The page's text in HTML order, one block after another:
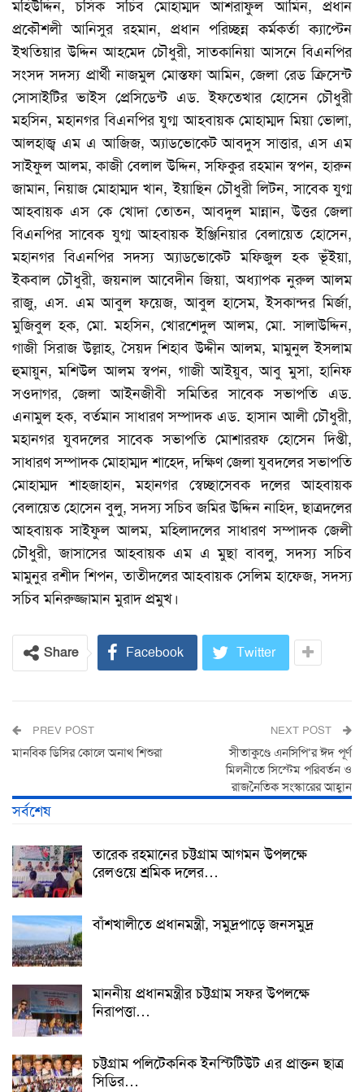
মহিউদ্দিন, চসিক সচিব মোহাম্মদ আশরাফুল আমিন, প্রধান
প্রকৌশলী আনিসুর রহমান, প্রধান পরিচ্ছন্ন কর্মকর্তা ক্যাপ্টেন
ইখতিয়ার উদ্দিন আহমেদ চৌধুরী, সাতকানিয়া আসনে বিএনপির
সংসদ সদস্য প্রার্থী নাজমুল মোস্তফা আমিন, জেলা রেড ক্রিসেন্ট
সোসাইটির ভাইস প্রেসিডেন্ট এড. ইফতেখার হোসেন চৌধুরী
মহসিন, মহানগর বিএনপির যুগ্ম আহবায়ক মোহাম্মদ মিয়া ভোলা,
আলহাজ্ব এম এ আজিজ, অ্যাডভোকেট আবদুস সাত্তার, এস এম
সাইফুল আলম, কাজী বেলাল উদ্দিন, সফিকুর রহমান স্বপন, হারুন
জামান, নিয়াজ মোহাম্মদ খান, ইয়াছিন চৌধুরী লিটন, সাবেক যুগ্ম
আহবায়ক এস কে খোদা তোতন, আবদুল মান্নান, উত্তর জেলা
বিএনপির সাবেক যুগ্ম আহবায়ক ইঞ্জিনিয়ার বেলায়েত হোসেন,
মহানগর বিএনপির সদস্য অ্যাডভোকেট মফিজুল হক ভূঁইয়া,
ইকবাল চৌধুরী, জয়নাল আবেদীন জিয়া, অধ্যাপক নুরুল আলম
রাজু, এস. এম আবুল ফয়েজ, আবুল হাসেম, ইসকান্দর মির্জা,
মুজিবুল হক, মো. মহসিন, খোরশেদুল আলম, মো. সালাউদ্দিন,
গাজী সিরাজ উল্লাহ, সৈয়দ শিহাব উদ্দীন আলম, মামুনুল ইসলাম
হুমায়ুন, মশিউল আলম স্বপন, গাজী আইয়ুব, আবু মুসা, হানিফ
সওদাগর, জেলা আইনজীবী সমিতির সাবেক সভাপতি এড.
এনামুল হক, বর্তমান সাধারণ সম্পাদক এড. হাসান আলী চৌধুরী,
মহানগর যুবদলের সাবেক সভাপতি মোশাররফ হোসেন দিপ্তী,
সাধারণ সম্পাদক মোহাম্মদ শাহেদ, দক্ষিণ জেলা যুবদলের সভাপতি
মোহাম্মদ শাহজাহান, মহানগর স্বেচ্ছাসেবক দলের আহবায়ক
বেলায়েত হোসেন বুলু, সদস্য সচিব জমির উদ্দিন নাহিদ, ছাত্রদলের
আহবায়ক সাইফুল আলম, মহিলাদলের সাধারণ সম্পাদক জেলী
চৌধুরী, জাসাসের আহবায়ক এম এ মুছা বাবলু, সদস্য সচিব
মামুনুর রশীদ শিপন, তাতীদলের আহবায়ক সেলিম হাফেজ, সদস্য
সচিব মনিরুজ্জামান মুরাদ প্রমুখ।
Share Facebook Twitter
PREV POST
মানবিক ডিসির কোলে অনাথ শিশুরা
NEXT POST
সীতাকুণ্ডে এনসিপি’র ঈদ পূর্ণ
মিলনীতে সিস্টেম পরিবর্তন ও
রাজনৈতিক সংস্কারের আহ্বান
সর্বশেষ
তারেক রহমানের চট্টগ্রাম আগমন উপলক্ষে
রেলওয়ে শ্রমিক দলের…
বাঁশখালীতে প্রধানমন্ত্রী, সমুদ্রপাড়ে জনসমুদ্র
মাননীয় প্রধানমন্ত্রীর চট্টগ্রাম সফর উপলক্ষে
নিরাপত্তা…
চট্টগ্রাম পলিটেকনিক ইনস্টিটিউট এর প্রাক্তন ছাত্র
সিডির…